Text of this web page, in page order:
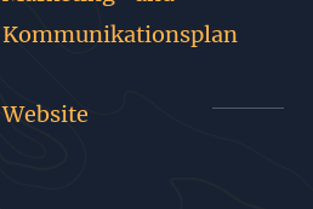
Kommunikationsplan
Website